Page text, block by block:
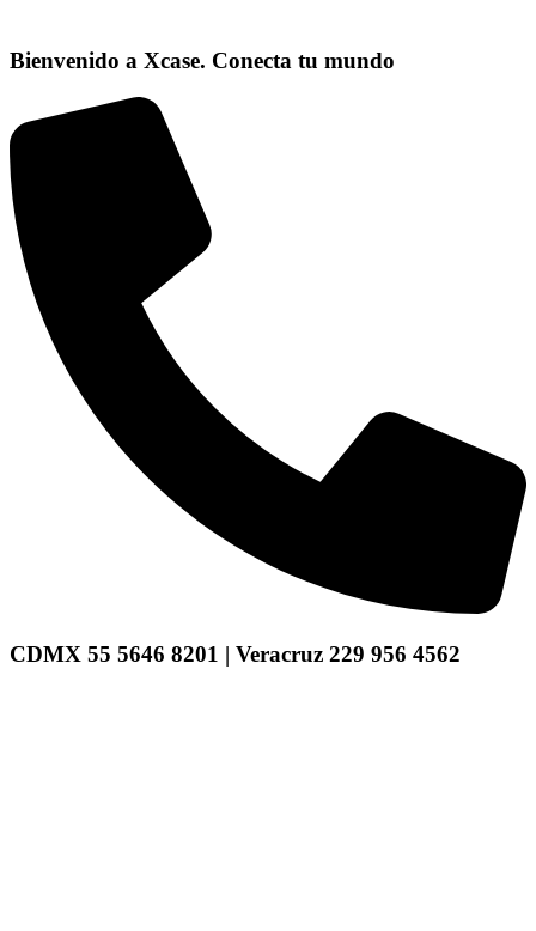
Bienvenido a Xcase. Conecta tu mundo
CDMX 55 5646 8201 | Veracruz 229 956 4562